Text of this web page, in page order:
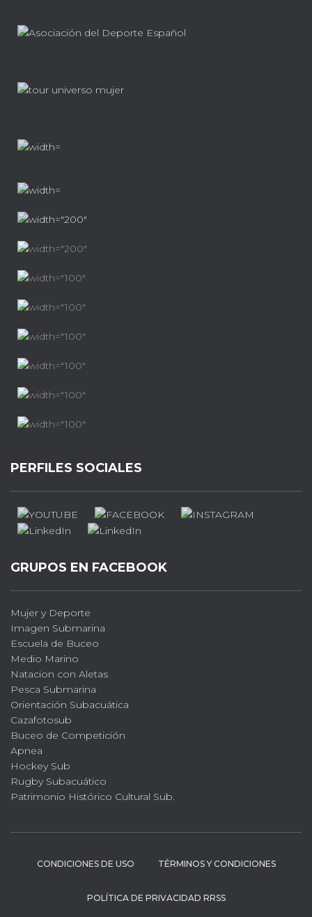
PERFILES SOCIALES
GRUPOS EN FACEBOOK
Mujer y Deporte
Imagen Submarina
Escuela de Buceo
Medio Marino
Natacion con Aletas
Pesca Submarina
Orientación Subacuática
Cazafotosub
Buceo de Competición
Apnea
Hockey Sub
Rugby Subacuático
Patrimonio Histórico Cultural Sub.
CONDICIONES DE USO TÉRMINOS Y CONDICIONES
POLÍTICA DE PRIVACIDAD RRSS